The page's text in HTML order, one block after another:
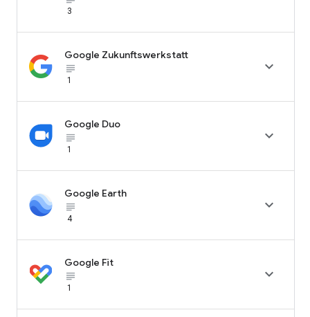
3
Google Zukunftswerkstatt
subject_black
1

Google Duo
subject_black
1

Google Earth
subject_black
4

Google Fit
subject_black
1
